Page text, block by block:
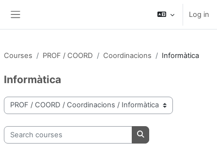
Log in
Courses PROF / COORD Coordinacions Informàtica
Informàtica
Course categories
Search courses